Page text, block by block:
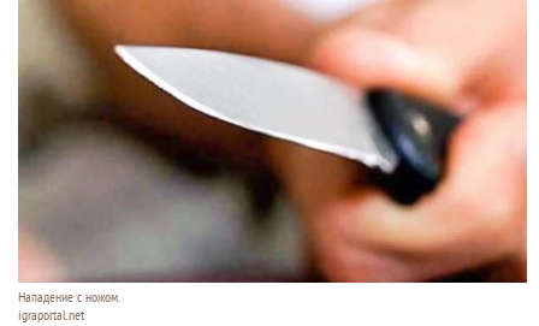
Нападение с ножом.
igraportal.net